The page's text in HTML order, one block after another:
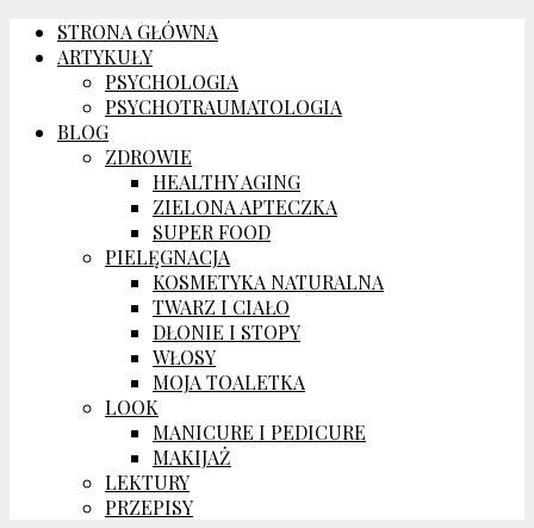
STRONA GŁÓWNA
ARTYKUŁY
PSYCHOLOGIA
PSYCHOTRAUMATOLOGIA
BLOG
ZDROWIE
HEALTHY AGING
ZIELONA APTECZKA
SUPER FOOD
PIELĘGNACJA
KOSMETYKA NATURALNA
TWARZ I CIAŁO
DŁONIE I STOPY
WŁOSY
MOJA TOALETKA
LOOK
MANICURE I PEDICURE
MAKIJAŻ
LEKTURY
PRZEPISY